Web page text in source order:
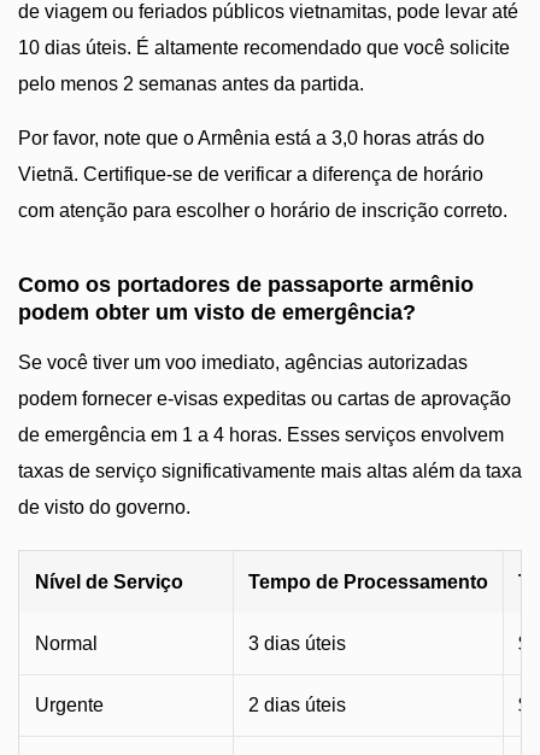
de viagem ou feriados públicos vietnamitas, pode levar até
10 dias úteis. É altamente recomendado que você solicite
pelo menos 2 semanas antes da partida.
Por favor, note que o Armênia está a 3,0 horas atrás do
Vietnã. Certifique-se de verificar a diferença de horário
com atenção para escolher o horário de inscrição correto.
Como os portadores de passaporte armênio
podem obter um visto de emergência?
Se você tiver um voo imediato, agências autorizadas
podem fornecer e-visas expeditas ou cartas de aprovação
de emergência em 1 a 4 horas. Esses serviços envolvem
taxas de serviço significativamente mais altas além da taxa
de visto do governo.
Nível de Serviço Tempo de Processamento
Normal 3 dias úteis
Urgente 2 dias úteis